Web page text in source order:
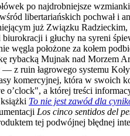
po najdrobniejsze
libertariańskich pochwał i
już Związku
biurokracji i głuchy na syreni
węgla położone za kołem
rybacką Mujnak nad Morzem
ruin łagrowego systemu
komercyjnej, która w swoich
a której treści
To nie jest zawód dla
Los cinco sentidos del
tej podwójnej błędnej